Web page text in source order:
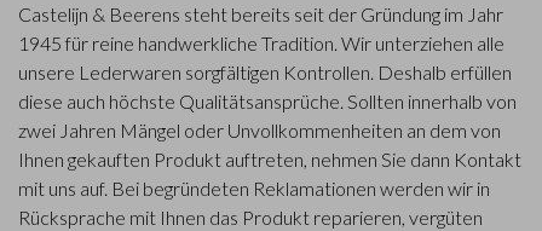
Castelijn & Beerens steht bereits seit der Gründung im Jahr
1945 für reine handwerkliche Tradition. Wir unterziehen alle
unsere Lederwaren sorgfältigen Kontrollen. Deshalb erfüllen
diese auch höchste Qualitätsansprüche. Sollten innerhalb von
zwei Jahren Mängel oder Unvollkommenheiten an dem von
Ihnen gekauften Produkt auftreten, nehmen Sie dann Kontakt
mit uns auf. Bei begründeten Reklamationen werden wir in
Rücksprache mit Ihnen das Produkt reparieren, vergüten